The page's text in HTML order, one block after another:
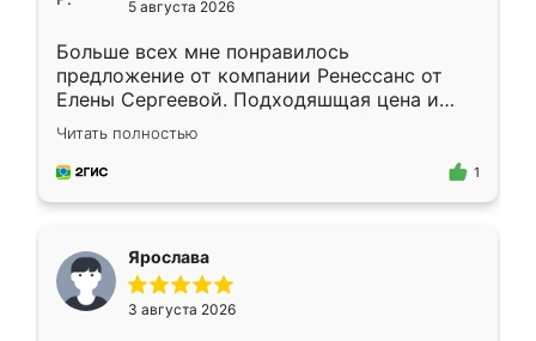
5 августа 2026
Больше всех мне понравилось
предложение от компании Ренессанс от
Елены Сергеевой. Подходяшщая цена и
короткие сроки изготовления. Приехавший
для замера сотрудник Владислав
предложил по моему эскизу самый
Читать полностью
1
Ярослава
3 августа 2026